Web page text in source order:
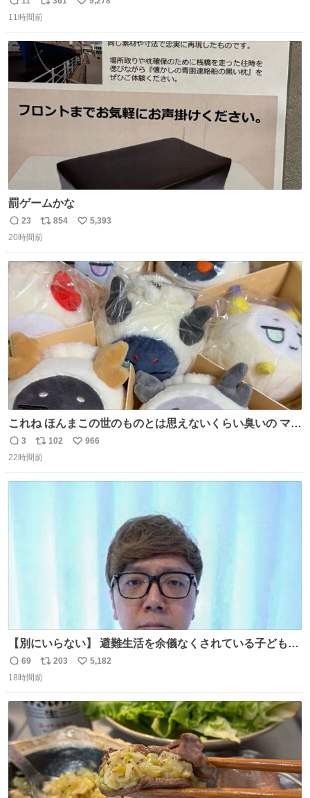
た。犬が1番空気読める。
返
信
リ
ポ
ト
数
い
数
11時間前
罰ゲームかな
返
信
23
リ
ポ
ト
数
854
い
数
5,393
20時間前
これね ほんまこの世のものとは思えないくらい臭いの マジ
で、死ぬほど、臭い 中に入ってる謎スクイーズのせいなん
だけど
返
信
3
リ
ポ
102
い
966
22時間前
【別にいらない】 避難生活を余儀なくされている子どもた
ちのためにヒカキンボックス1000個を寄付させていただき
ました
返
信
69
リ
ポ
ト
数
203
い
5,182
18時間前